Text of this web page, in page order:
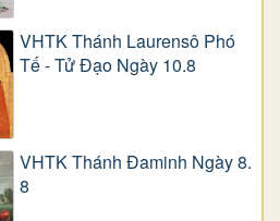
VHTK Thánh Laurensô Phó
Tế - Tử Đạo Ngày 10.8
VHTK Thánh Đaminh Ngày 8.
8